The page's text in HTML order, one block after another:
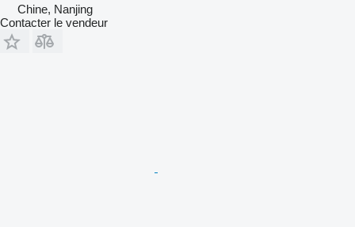
Chine, Nanjing
Contacter le vendeur